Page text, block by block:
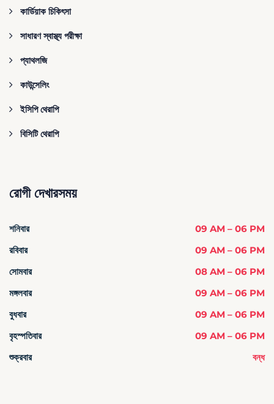
কার্ডিয়াক চিকিৎসা
সাধারণ স্বাস্থ্য পরীক্ষা
প্যাথলজি
কাউন্সেলিং
ইসিপি থেরাপি
বিসিটি থেরাপি
রোগী দেখারসময়
শনিবার
09 AM – 06 PM
রবিবার
09 AM – 06 PM
সোমবার
08 AM – 06 PM
মঙ্গলবার
09 AM – 06 PM
বুধবার
09 AM – 06 PM
বৃহস্পতিবার
09 AM – 06 PM
শুক্রবার
বন্ধ